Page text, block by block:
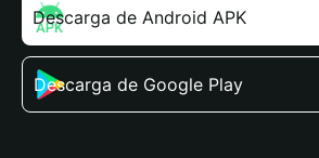
Descarga de Android APK
Descarga de Google Play